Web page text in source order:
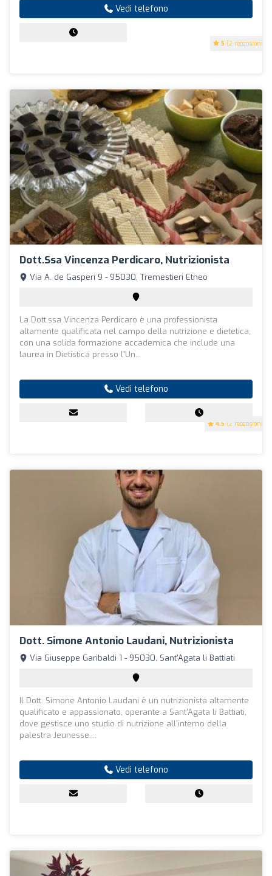
5 (2 recensioni)
Vedi telefono
Dott.ssa Vincenza Perdicaro, Nutrizionista
4.5 (2 recensioni)
Via A. de Gasperi 9 - 95030, Tremestieri Etneo
La Dott.ssa Vincenza Perdicaro è una professionista
altamente qualificata nel campo della nutrizione e dietetica,
con una solida formazione accademica che include una
laurea in Dietistica presso l'Un...
Vedi telefono
Dott. Simone Antonio Laudani, Nutrizionista
Via Giuseppe Garibaldi 1 - 95030, Sant'Agata li Battiati
Il Dott. Simone Antonio Laudani è un nutrizionista altamente
qualificato e appassionato, operante a Sant'Agata li Battiati,
dove gestisce uno studio di nutrizione all'interno della
palestra Jeunesse....
Vedi telefono